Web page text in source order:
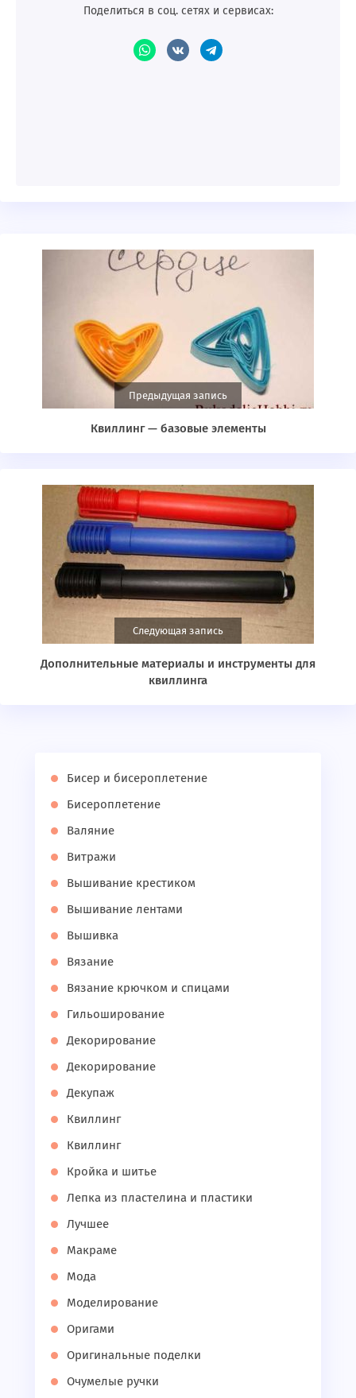
Поделиться в соц. сетях и сервисах:
Предыдущая запись
Квиллинг — базовые элементы
Следующая запись
Дополнительные материалы и инструменты для
квиллинга
Бисер и бисероплетение
Бисероплетение
Валяние
Витражи
Вышивание крестиком
Вышивание лентами
Вышивка
Вязание
Вязание крючком и спицами
Гильоширование
Декорирование
Декорирование
Декупаж
Квиллинг
Квиллинг
Кройка и шитье
Лепка из пластелина и пластики
Лучшее
Макраме
Мода
Моделирование
Оригами
Оригинальные поделки
Очумелые ручки